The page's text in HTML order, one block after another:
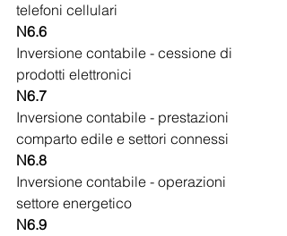
telefoni cellulari
N6.6
Inversione contabile - cessione di
prodotti elettronici
N6.7
Inversione contabile - prestazioni
comparto edile e settori connessi
N6.8
Inversione contabile - operazioni
settore energetico
N6.9